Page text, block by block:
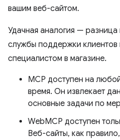
вашим веб-сайтом.
Удачная аналогия —
службы поддержки клиентов
специалистом в магазине.
MCP доступен на
время. Он извлекает
основные задачи по
WebMCP доступен
Веб-сайты, как